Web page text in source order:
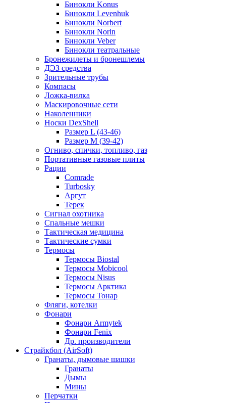
Бинокли Konus
Бинокли Levenhuk
Бинокли Norbert
Бинокли Norin
Бинокли Veber
Бинокли театральные
Бронежилеты и бронешлемы
ДЭЗ средства
Зрительные трубы
Компасы
Ложка-вилка
Маскировочные сети
Наколенники
Носки DexShell
Размер L (43-46)
Размер M (39-42)
Огниво, спички, топливо, газ
Портативные газовые плиты
Рации
Comrade
Turbosky
Аргут
Терек
Сигнал охотника
Спальные мешки
Тактическая медицина
Тактические сумки
Термосы
Термосы Biostal
Термосы Mobicool
Термосы Nisus
Термосы Арктика
Термосы Тонар
Фляги, котелки
Фонари
Фонари Armytek
Фонари Fenix
Др. производители
Страйкбол (AirSoft)
Гранаты, дымовые шашки
Гранаты
Дымы
Мины
Перчатки